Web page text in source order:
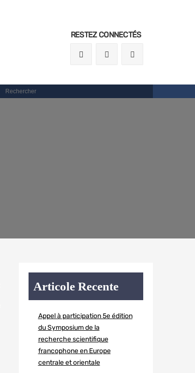
RESTEZ CONNECTÉS
Articole Recente
Appel à participation 5e édition
du Symposium de la
recherche scientifique
francophone en Europe
centrale et orientale